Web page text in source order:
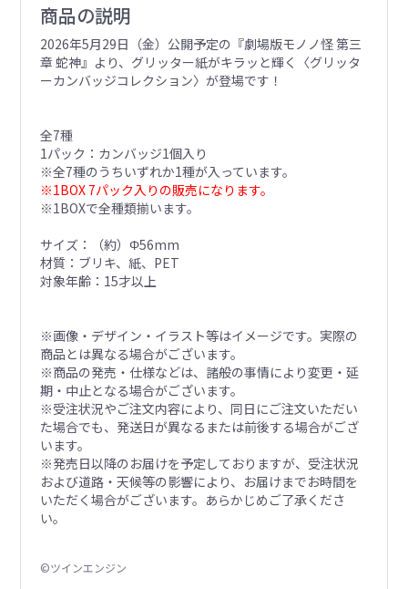
商品の説明
2026年5月29日（金）公開予定の『劇場版モノノ怪 第三
章 蛇神』より、グリッター紙がキラッと輝く〈グリッタ
ーカンバッジコレクション〉が登場です！
全7種
1パック：カンバッジ1個入り
※全7種のうちいずれか1種が入っています。
※1BOX 7パック入りの販売になります。
※1BOXで全種類揃います。
サイズ：（約）Φ56mm
材質：ブリキ、紙、PET
対象年齢：15才以上
※画像・デザイン・イラスト等はイメージです。実際の
商品とは異なる場合がございます。
※商品の発売・仕様などは、諸般の事情により変更・延
期・中止となる場合がございます。
※受注状況やご注文内容により、同日にご注文いただい
た場合でも、発送日が異なるまたは前後する場合がござ
います。
※発売日以降のお届けを予定しておりますが、受注状況
および道路・天候等の影響により、お届けまでお時間を
いただく場合がございます。あらかじめご了承くださ
い。
©ツインエンジン